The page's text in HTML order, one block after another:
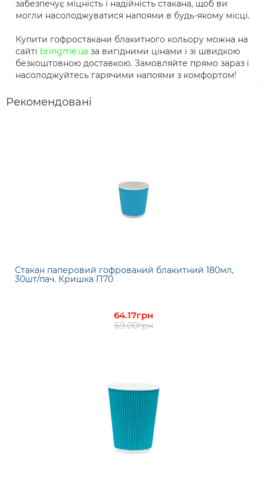
забезпечує міцність і надійність стакана, щоб ви
могли насолоджуватися напоями в будь-якому місці.
Купити гофростакани блакитного кольору можна на
сайті bringme.ua за вигідними цінами і зі швидкою
безкоштовною доставкою. Замовляйте прямо зараз і
насолоджуйтесь гарячими напоями з комфортом!
Рекомендовані
Стакан паперовий гофрований блакитний 180мл,
30шт/пач. Кришка П70
64.17грн
69.00грн